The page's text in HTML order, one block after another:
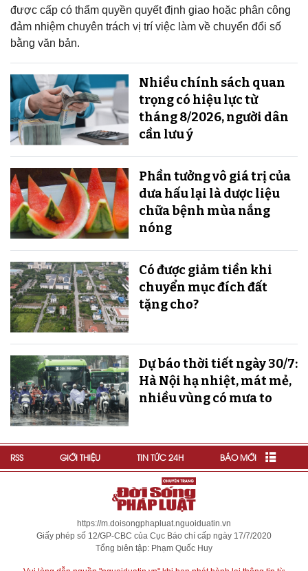
được cấp có thẩm quyền quyết định giao hoặc phân công
đảm nhiệm chuyên trách vị trí việc làm về chuyển đổi số
bằng văn bản.
Nhiều chính sách quan
trọng có hiệu lực từ
tháng 8/2026, người dân
cần lưu ý
Phần tưởng vô giá trị của
dưa hấu lại là dược liệu
chữa bệnh mùa nắng
nóng
Có được giảm tiền khi
chuyển mục đích đất
tặng cho?
Dự báo thời tiết ngày 30/7:
Hà Nội hạ nhiệt, mát mẻ,
nhiều vùng có mưa to
RSS GIỚI THIỆU TIN TỨC 24H BÁO MỚI
https://m.doisongphapluat.nguoiduatin.vn
Giấy phép số 12/GP-CBC của Cục Báo chí cấp ngày 17/7/2020
Tổng biên tập: Phạm Quốc Huy